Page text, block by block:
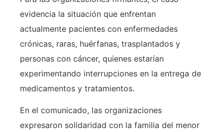
evidencia la situación que enfrentan
actualmente pacientes con enfermedades
crónicas, raras, huérfanas, trasplantados y
personas con cáncer, quienes estarían
experimentando interrupciones en la entrega de
medicamentos y tratamientos.
En el comunicado, las organizaciones
expresaron solidaridad con la familia del menor